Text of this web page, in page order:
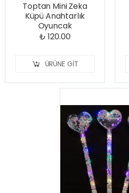
Toptan Mini Zeka
Küpü Anahtarlık
Oyuncak
₺ 120.00
ÜRÜNE GIT